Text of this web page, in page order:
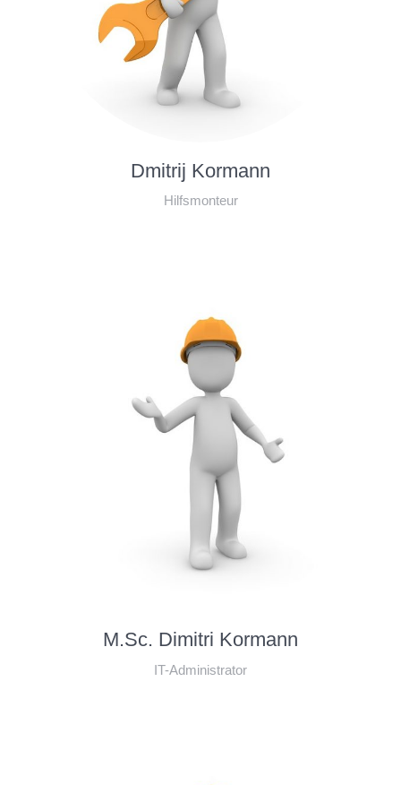
Dmitrij Kormann
Hilfsmonteur
M.Sc. Dimitri Kormann
IT-Administrator